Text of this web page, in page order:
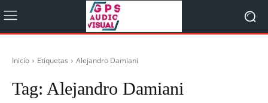
Inicio Etiquetas Alejandro Damiani
Tag: Alejandro Damiani